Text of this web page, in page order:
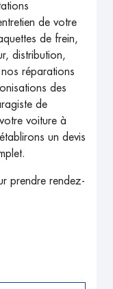
de votre
de frein,
distribution,
réparations
des
de
voiture à
un devis
prendre rendez-